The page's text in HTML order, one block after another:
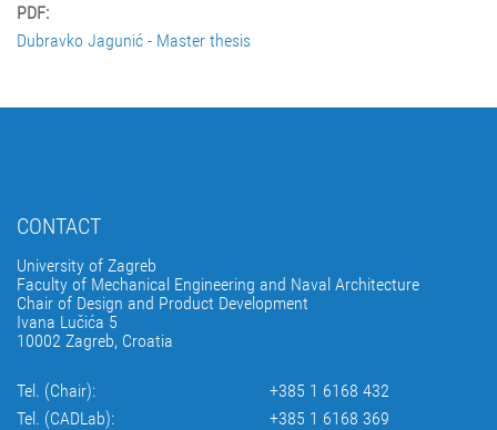
PDF:
Dubravko Jagunić - Master thesis
CONTACT
University of Zagreb
Faculty of Mechanical Engineering and Naval Architecture
Chair of Design and Product Development
Ivana Lučića 5
10002 Zagreb, Croatia
Tel. (Chair):
+385 1 6168 432
Tel. (CADLab):
+385 1 6168 369